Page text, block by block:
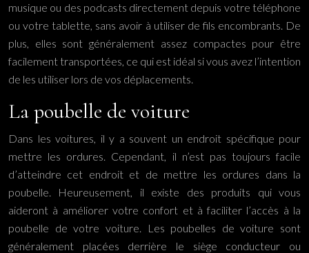
musique ou des podcasts directement depuis votre téléphone
ou votre tablette, sans avoir à utiliser de fils encombrants. De
plus, elles sont généralement assez compactes pour être
facilement transportées, ce qui est idéal si vous avez l’intention
de les utiliser lors de vos déplacements.
La poubelle de voiture
Dans les voitures, il y a souvent un endroit spécifique pour
mettre les ordures. Cependant, il n’est pas toujours facile
d’atteindre cet endroit et de mettre les ordures dans la
poubelle. Heureusement, il existe des produits qui vous
aideront à améliorer votre confort et à faciliter l’accès à la
poubelle de votre voiture. Les poubelles de voiture sont
généralement placées derrière le siège conducteur ou